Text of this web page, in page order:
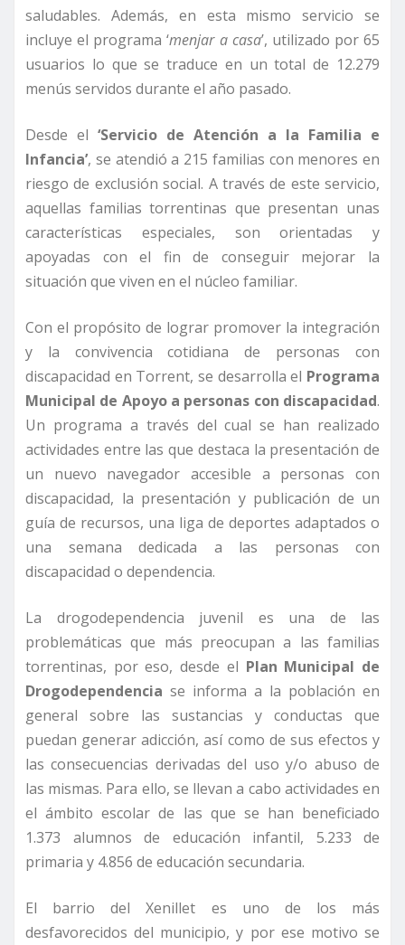
saludables. Además, en esta mismo servicio se
incluye el programa ‘menjar a casa’, utilizado por 65
usuarios lo que se traduce en un total de 12.279
menús servidos durante el año pasado.
Desde el ‘Servicio de Atención a la Familia e
Infancia’, se atendió a 215 familias con menores en
riesgo de exclusión social. A través de este servicio,
aquellas familias torrentinas que presentan unas
características especiales, son orientadas y
apoyadas con el fin de conseguir mejorar la
situación que viven en el núcleo familiar.
Con el propósito de lograr promover la integración
y la convivencia cotidiana de personas con
discapacidad en Torrent, se desarrolla el Programa
Municipal de Apoyo a personas con discapacidad.
Un programa a través del cual se han realizado
actividades entre las que destaca la presentación de
un nuevo navegador accesible a personas con
discapacidad, la presentación y publicación de un
guía de recursos, una liga de deportes adaptados o
una semana dedicada a las personas con
discapacidad o dependencia.
La drogodependencia juvenil es una de las
problemáticas que más preocupan a las familias
torrentinas, por eso, desde el Plan Municipal de
Drogodependencia se informa a la población en
general sobre las sustancias y conductas que
puedan generar adicción, así como de sus efectos y
las consecuencias derivadas del uso y/o abuso de
las mismas. Para ello, se llevan a cabo actividades en
el ámbito escolar de las que se han beneficiado
1.373 alumnos de educación infantil, 5.233 de
primaria y 4.856 de educación secundaria.
El barrio del Xenillet es uno de los más
desfavorecidos del municipio, y por ese motivo se